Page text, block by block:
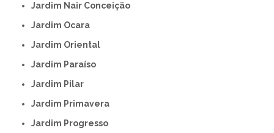
Jardim Nair Conceição
Jardim Ocara
Jardim Oriental
Jardim Paraíso
Jardim Pilar
Jardim Primavera
Jardim Progresso